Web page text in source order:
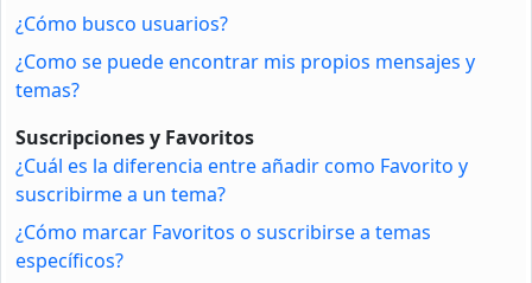
¿Cómo busco usuarios?
¿Como se puede encontrar mis propios mensajes y
temas?
Suscripciones y Favoritos
¿Cuál es la diferencia entre añadir como Favorito y
suscribirme a un tema?
¿Cómo marcar Favoritos o suscribirse a temas
específicos?